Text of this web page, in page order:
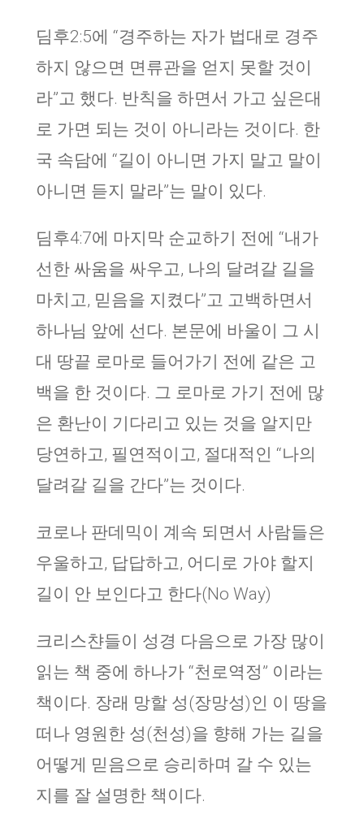
딤후2:5에 “경주하는 자가 법대로 경주
하지 않으면 면류관을 얻지 못할 것이
라”고 했다. 반칙을 하면서 가고 싶은대
로 가면 되는 것이 아니라는 것이다. 한
국 속담에 “길이 아니면 가지 말고 말이
아니면 듣지 말라”는 말이 있다.
딤후4:7에 마지막 순교하기 전에 “내가
선한 싸움을 싸우고, 나의 달려갈 길을
마치고, 믿음을 지켰다”고 고백하면서
하나님 앞에 선다. 본문에 바울이 그 시
대 땅끝 로마로 들어가기 전에 같은 고
백을 한 것이다. 그 로마로 가기 전에 많
은 환난이 기다리고 있는 것을 알지만
당연하고, 필연적이고, 절대적인 “나의
달려갈 길을 간다”는 것이다.
코로나 판데믹이 계속 되면서 사람들은
우울하고, 답답하고, 어디로 가야 할지
길이 안 보인다고 한다(No Way)
크리스챤들이 성경 다음으로 가장 많이
읽는 책 중에 하나가 “천로역정” 이라는
책이다. 장래 망할 성(장망성)인 이 땅을
떠나 영원한 성(천성)을 향해 가는 길을
어떻게 믿음으로 승리하며 갈 수 있는
지를 잘 설명한 책이다.